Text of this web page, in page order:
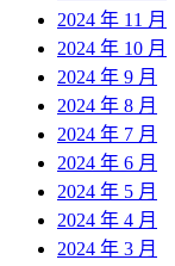
2024 年 11 月
2024 年 10 月
2024 年 9 月
2024 年 8 月
2024 年 7 月
2024 年 6 月
2024 年 5 月
2024 年 4 月
2024 年 3 月